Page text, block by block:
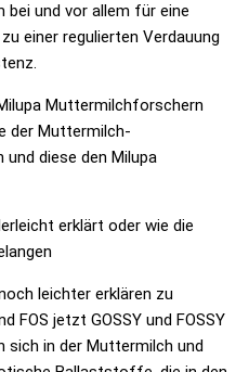
bei und vor allem für eine
einer regulierten Verdauung
Muttermilchforschern
der Muttermilch-
und diese den Milupa
erklärt oder wie die
leichter erklären zu
FOS jetzt GOSSY und FOSSY
sich in der Muttermilch und